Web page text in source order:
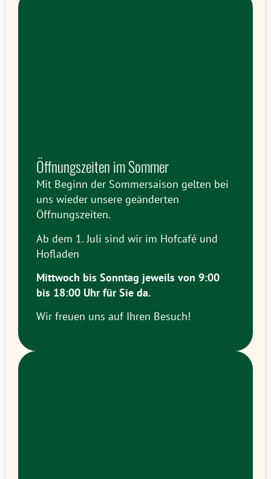
Öffnungszeiten im Sommer
Mit Beginn der Sommersaison gelten bei
uns wieder unsere geänderten
Öffnungszeiten.
Ab dem 1. Juli sind wir im Hofcafé und
Hofladen
Mittwoch bis Sonntag jeweils von 9:00
bis 18:00 Uhr für Sie da.
Wir freuen uns auf Ihren Besuch!